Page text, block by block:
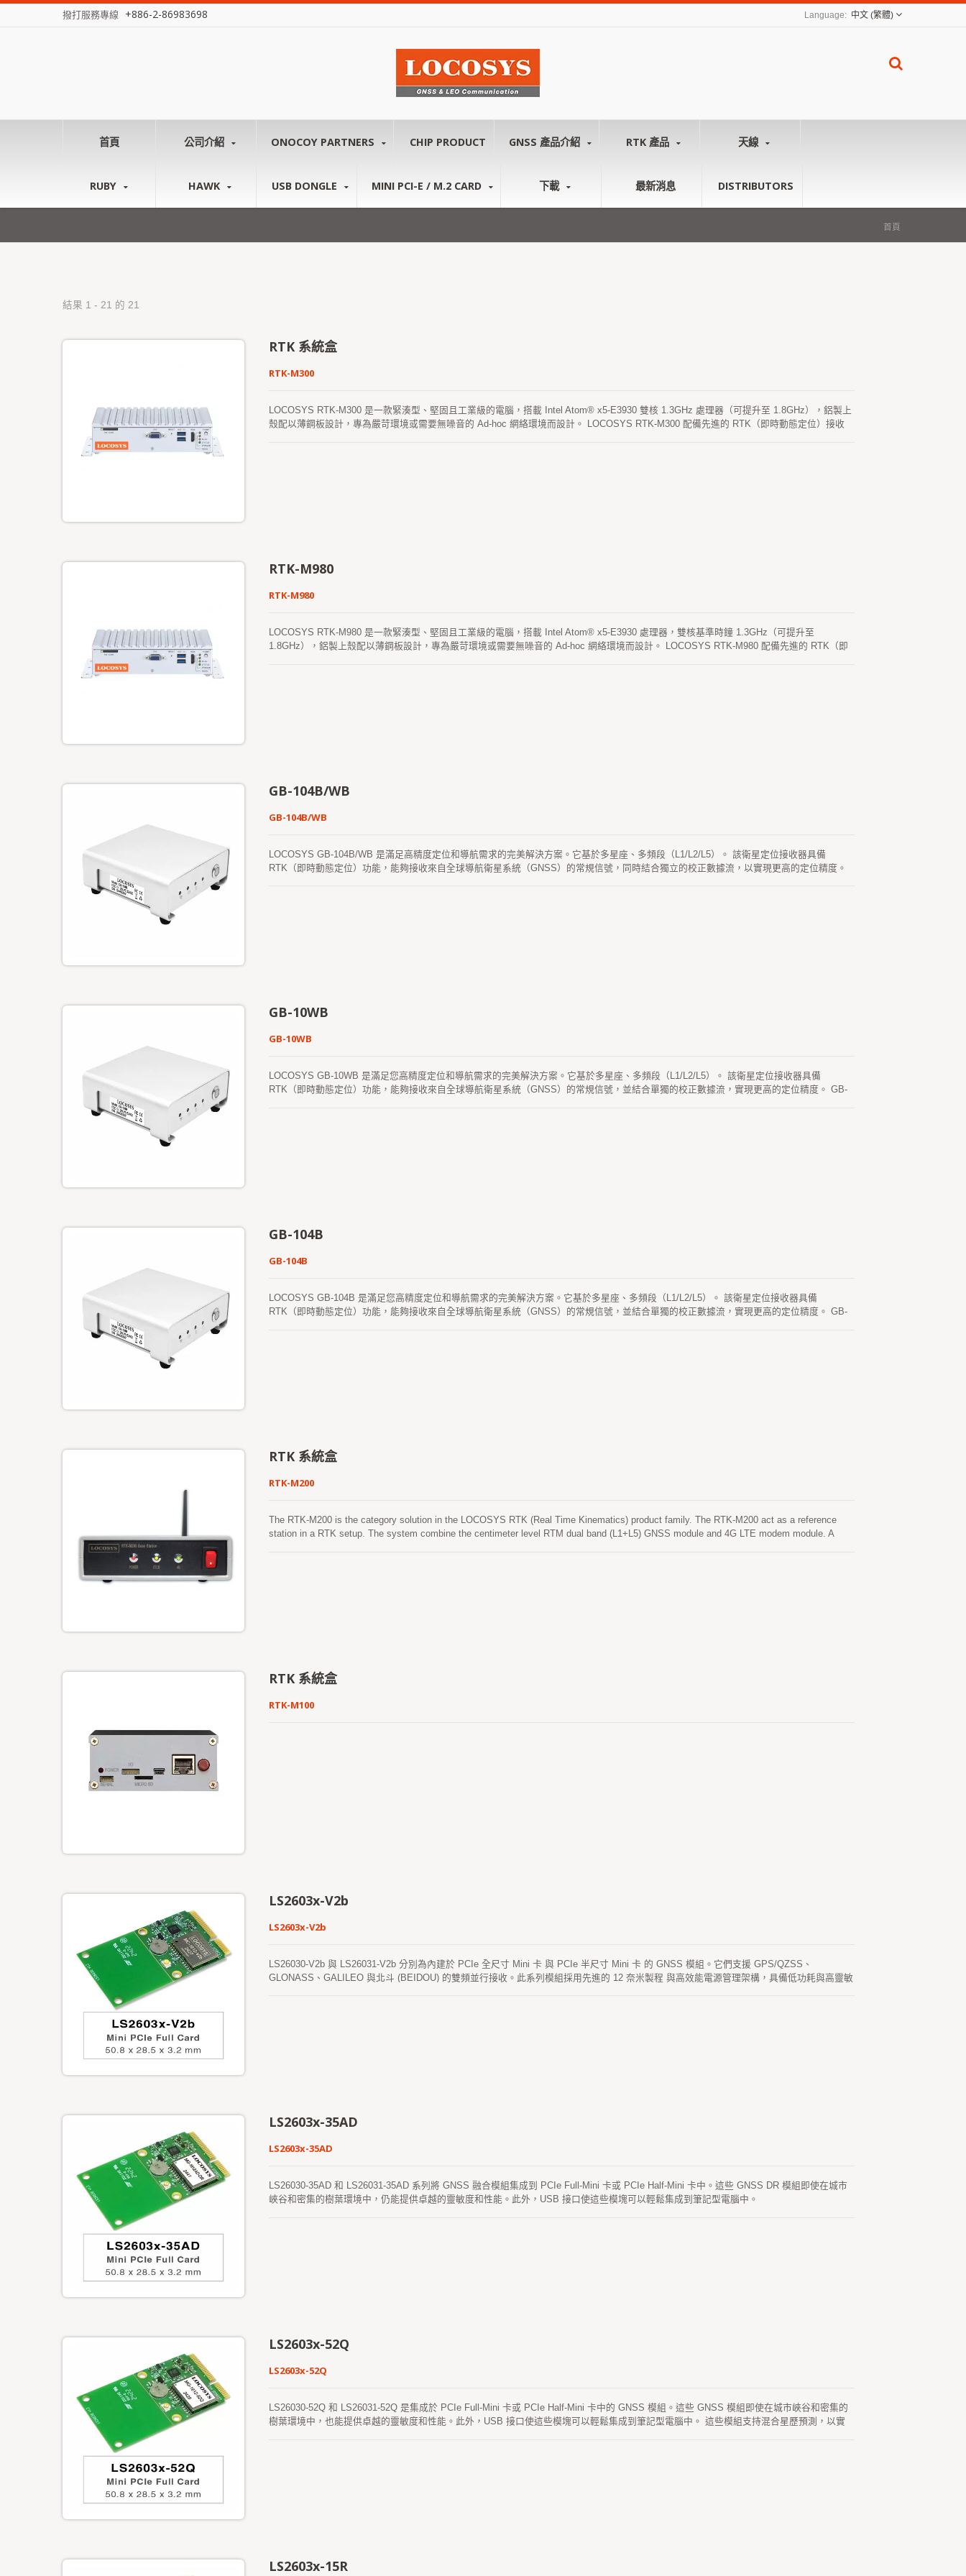
撥打服務專線 +886-2-86983698 中文 (繁體)
首頁 公司介紹 ONOCOY PARTNERS CHIP PRODUCT GNSS 產品介紹 RTK 產品 天線
RUBY HAWK USB DONGLE MINI PCI-E / M.2 CARD 下載 最新消息 DISTRIBUTORS
首頁
結果 1 - 21 的 21
RTK 系統盒
RTK-M300
LOCOSYS RTK-M300 是一款緊湊型、堅固且工業級的電腦，搭載 Intel Atom® x5-E3930 雙核 1.3GHz 處理器（可提升至 1.8GHz），鋁製上
殼配以薄鋼板設計，專為嚴苛環境或需要無噪音的 Ad-hoc 網絡環境而設計。 LOCOSYS RTK-M300 配備先進的 RTK（即時動態定位）接收
RTK-M980
RTK-M980
LOCOSYS RTK-M980 是一款緊湊型、堅固且工業級的電腦，搭載 Intel Atom® x5-E3930 處理器，雙核基準時鐘 1.3GHz（可提升至
1.8GHz），鋁製上殼配以薄鋼板設計，專為嚴苛環境或需要無噪音的 Ad-hoc 網絡環境而設計。 LOCOSYS RTK-M980 配備先進的 RTK（即
GB-104B/WB
GB-104B/WB
LOCOSYS GB-104B/WB 是滿足高精度定位和導航需求的完美解決方案。它基於多星座、多頻段（L1/L2/L5）。 該衛星定位接收器具備
RTK（即時動態定位）功能，能夠接收來自全球導航衛星系統（GNSS）的常規信號，同時結合獨立的校正數據流，以實現更高的定位精度。
GB-10WB
GB-10WB
LOCOSYS GB-10WB 是滿足您高精度定位和導航需求的完美解決方案。它基於多星座、多頻段（L1/L2/L5）。 該衛星定位接收器具備
RTK（即時動態定位）功能，能夠接收來自全球導航衛星系統（GNSS）的常規信號，並結合單獨的校正數據流，實現更高的定位精度。 GB-
GB-104B
GB-104B
LOCOSYS GB-104B 是滿足您高精度定位和導航需求的完美解決方案。它基於多星座、多頻段（L1/L2/L5）。 該衛星定位接收器具備
RTK（即時動態定位）功能，能夠接收來自全球導航衛星系統（GNSS）的常規信號，並結合單獨的校正數據流，實現更高的定位精度。 GB-
RTK 系統盒
RTK-M200
The RTK-M200 is the category solution in the LOCOSYS RTK (Real Time Kinematics) product family. The RTK-M200 act as a reference
station in a RTK setup. The system combine the centimeter level RTM dual band (L1+L5) GNSS module and 4G LTE modem module. A
RTK 系統盒
RTK-M100
LS2603x-V2b
LS2603x-V2b
LS26030-V2b 與 LS26031-V2b 分別為內建於 PCIe 全尺寸 Mini 卡 與 PCIe 半尺寸 Mini 卡 的 GNSS 模組。它們支援 GPS/QZSS、
GLONASS、GALILEO 與北斗 (BEIDOU) 的雙頻並行接收。此系列模組採用先進的 12 奈米製程 與高效能電源管理架構，具備低功耗與高靈敏
LS2603x-35AD
LS2603x-35AD
LS26030-35AD 和 LS26031-35AD 系列將 GNSS 融合模組集成到 PCIe Full-Mini 卡或 PCIe Half-Mini 卡中。這些 GNSS DR 模組即使在城市
峽谷和密集的樹葉環境中，仍能提供卓越的靈敏度和性能。此外，USB 接口使這些模塊可以輕鬆集成到筆記型電腦中。
LS2603x-52Q
LS2603x-52Q
LS26030-52Q 和 LS26031-52Q 是集成於 PCIe Full-Mini 卡或 PCIe Half-Mini 卡中的 GNSS 模組。這些 GNSS 模組即使在城市峽谷和密集的
樹葉環境中，也能提供卓越的靈敏度和性能。此外，USB 接口使這些模塊可以輕鬆集成到筆記型電腦中。 這些模組支持混合星歷預測，以實
LS2603x-15R